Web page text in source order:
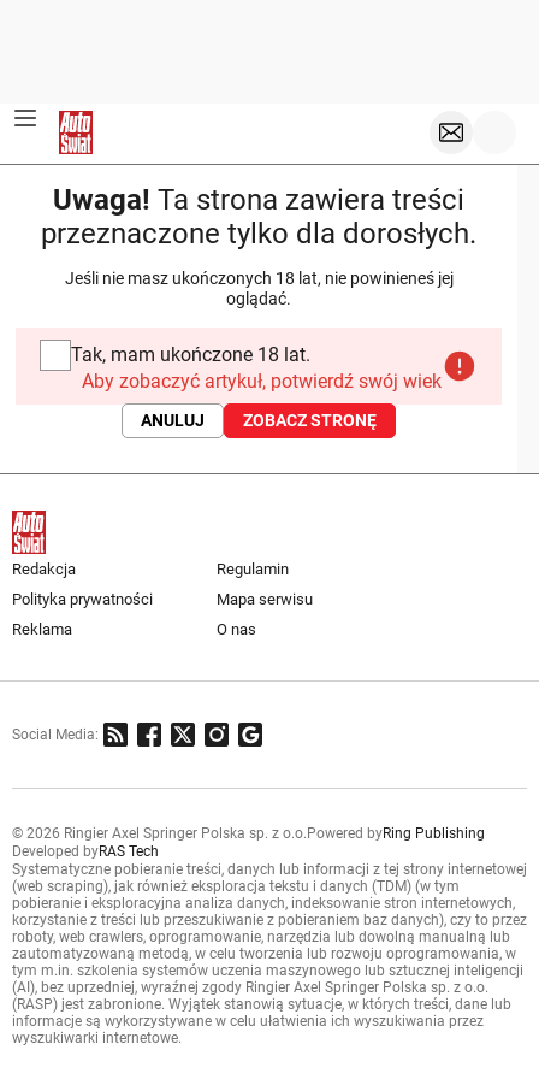
Uwaga! Ta strona zawiera treści
przeznaczone tylko dla dorosłych.
Jeśli nie masz ukończonych 18 lat, nie powinieneś jej
oglądać.
Tak, mam ukończone 18 lat.
Aby zobaczyć artykuł, potwierdź swój wiek
ANULUJ ZOBACZ STRONĘ
Redakcja
Regulamin
Polityka prywatności
Mapa serwisu
Reklama
O nas
Social Media:
© 2026 Ringier Axel Springer Polska sp. z o.o. Powered byRing Publishing
Developed byRAS Tech
Systematyczne pobieranie treści, danych lub informacji z tej strony internetowej
(web scraping), jak również eksploracja tekstu i danych (TDM) (w tym
pobieranie i eksploracyjna analiza danych, indeksowanie stron internetowych,
korzystanie z treści lub przeszukiwanie z pobieraniem baz danych), czy to przez
roboty, web crawlers, oprogramowanie, narzędzia lub dowolną manualną lub
zautomatyzowaną metodą, w celu tworzenia lub rozwoju oprogramowania, w
tym m.in. szkolenia systemów uczenia maszynowego lub sztucznej inteligencji
(AI), bez uprzedniej, wyraźnej zgody Ringier Axel Springer Polska sp. z o.o.
(RASP) jest zabronione. Wyjątek stanowią sytuacje, w których treści, dane lub
informacje są wykorzystywane w celu ułatwienia ich wyszukiwania przez
wyszukiwarki internetowe.